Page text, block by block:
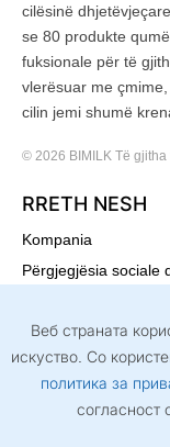
cilësinë
se 80 produkte
fuksionale për të
vlerësuar me
cilin jemi shumë
© 2026 BIMILK Të
RRETH NESH
Kompania
Përgjegjësia sociale
Misioni dhe vizioni
NA NDIQNI
Bashkohuni me ne në
Веб страната
искуство. Со
политика за
согласност